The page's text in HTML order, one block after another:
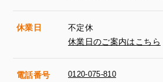
休業日
不定休
休業日のご案内はこちら
電話番号
0120-075-810